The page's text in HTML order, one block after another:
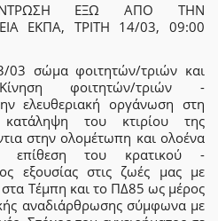
ΕΞΩ ΑΠΟ ΤΗΝ
ΕΚΠΑ, ΤΡΙΤΗ 14/03, 09:00
03 σώμα φοιτητών/τριών και
φοιτητών/τριών -
ελευθεριακή οργάνωση στη
του κτιρίου της
στην ολομέτωπη και ολοένα
επίθεση του κρατικού -
εξουσίας στις ζωές μας με
στα Τέμπη και το ΠΔ85 ως μέρος
αναδιάρθρωσης σύμφωνα με